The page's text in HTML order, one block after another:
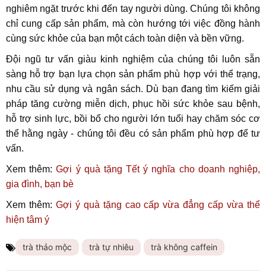
nghiêm ngặt trước khi đến tay người dùng. Chúng tôi không
chỉ cung cấp sản phẩm, mà còn hướng tới việc đồng hành
cùng sức khỏe của bạn một cách toàn diện và bền vững.
Đội ngũ tư vấn giàu kinh nghiệm của chúng tôi luôn sẵn
sàng hỗ trợ bạn lựa chọn sản phẩm phù hợp với thể trạng,
nhu cầu sử dụng và ngân sách. Dù bạn đang tìm kiếm giải
pháp tăng cường miễn dịch, phục hồi sức khỏe sau bệnh,
hỗ trợ sinh lực, bồi bổ cho người lớn tuổi hay chăm sóc cơ
thể hằng ngày - chúng tôi đều có sản phẩm phù hợp để tư
vấn.
Xem thêm:Gợi ý quà tặng Tết ý nghĩa cho doanh nghiệp,
gia đình, bạn bè
Xem thêm: Gợi ý quà tặng cao cấp vừa đẳng cấp vừa thể
hiện tâm ý
trà thảo mộc trà tự nhiêu trà không caffein